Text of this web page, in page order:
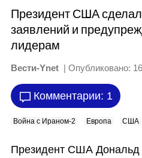
Президент США сделал
заявлений и
лидерам
Вести-Ynet | Опубликовано:
Комментарии: 1
Война с Ираном-2 Европа США
Президент США Дональд